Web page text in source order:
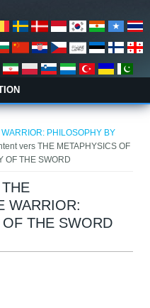
PHILOSOPHY BY
vers THE METAPHYSICS OF
OF THE SWORD
WARRIOR:
THE SWORD